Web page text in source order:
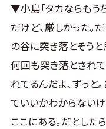
▼小島｢タカならもう
だけど､厳しかった｡
の谷に突き落とそう
何回も突き落とされ
れてるんだよ､ずっと
ていいかわからない
ここにある｡だとした